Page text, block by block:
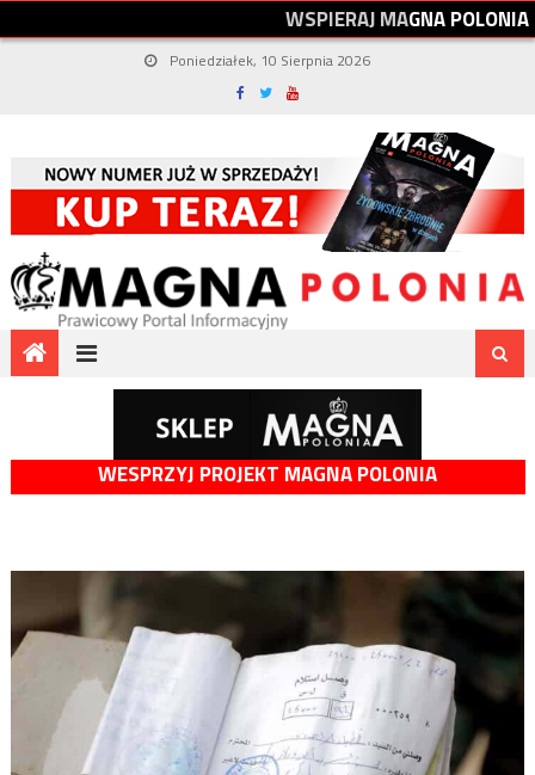
WSPIERAJMAGNAPOLONIA
Poniedziałek, 10 Sierpnia 2026
WESPRZYJ PROJEKT MAGNA POLONIA